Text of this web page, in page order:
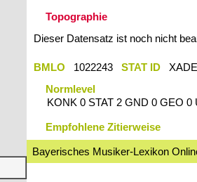
Topographie
Dieser Datensatz ist noch nicht
BMLO 1022243 STAT ID
Normlevel
KONK 0 STAT 2 GND 0 GEO 0
Empfohlene Zitierweise
Bayerisches Musiker-Lexikon